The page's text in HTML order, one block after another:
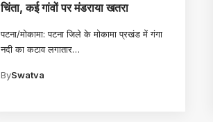
चिंता, कई गांवों पर मंडराया खतरा
पटना/मोकामा: पटना जिले के मोकामा प्रखंड में गंगा
नदी का कटाव लगातार…
BySwatva